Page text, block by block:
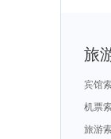
旅
宾馆
机票
旅游